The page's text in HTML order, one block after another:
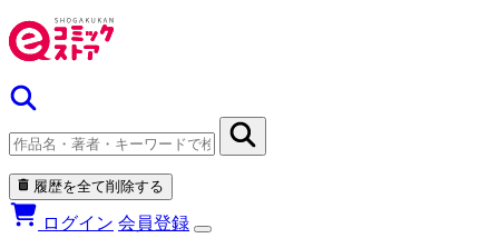
履歴を全て削除する
ログイン 会員登録